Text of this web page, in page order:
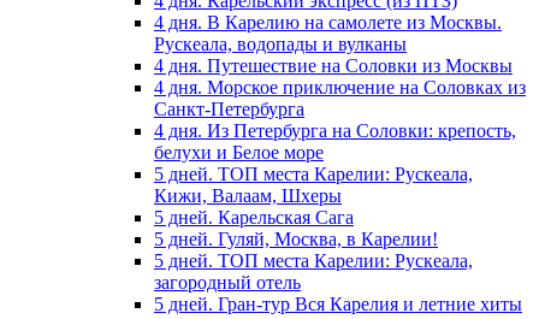
4 дня. В Карелию на самолете из Москвы.
Рускеала, водопады и вулканы
4 дня. Путешествие на Соловки из Москвы
4 дня. Морское приключение на Соловках из
Санкт-Петербурга
4 дня. Из Петербурга на Соловки: крепость,
белухи и Белое море
5 дней. ТОП места Карелии: Рускеала,
Кижи, Валаам, Шхеры
5 дней. Карельская Сага
5 дней. Гуляй, Москва, в Карелии!
5 дней. ТОП места Карелии: Рускеала,
загородный отель
5 дней. Гран-тур Вся Карелия и летние хиты